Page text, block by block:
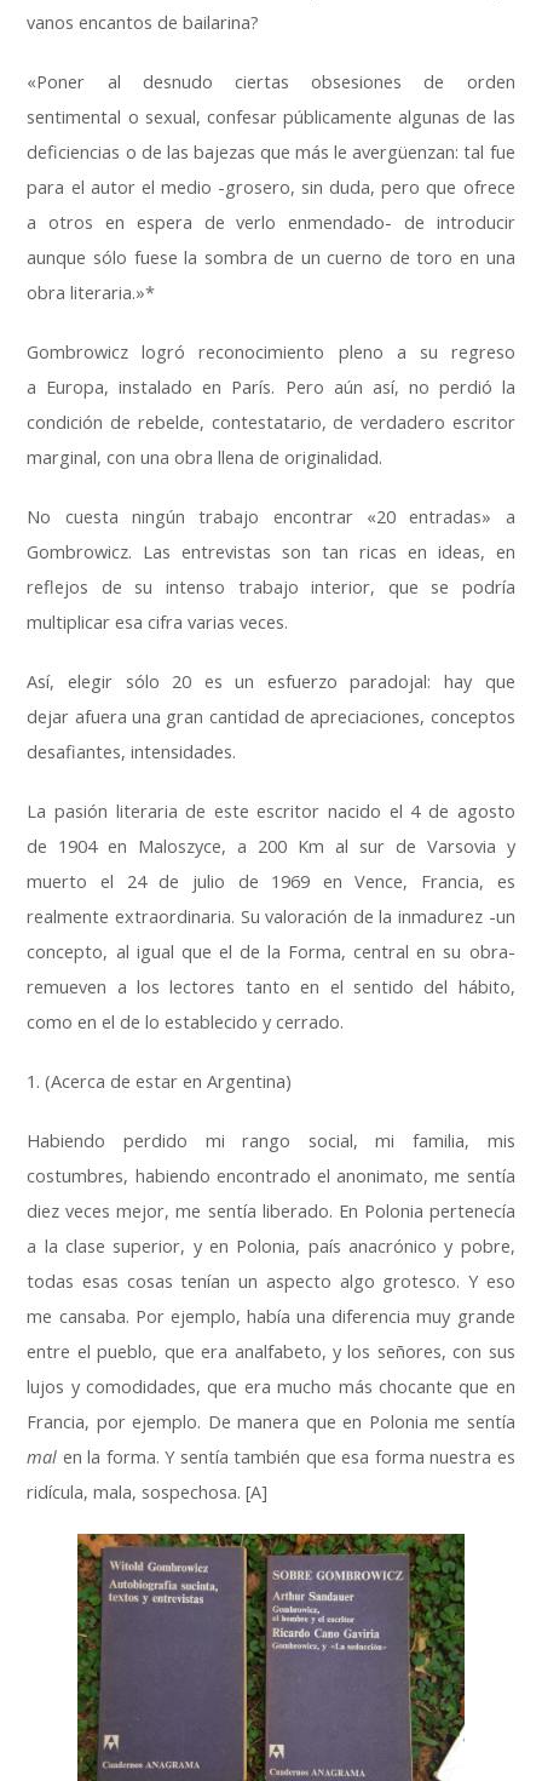
vanos encantos de bailarina?
«Poner al desnudo ciertas obsesiones de orden
sentimental o sexual, confesar públicamente algunas de las
deficiencias o de las bajezas que más le avergüenzan: tal fue
para el autor el medio -grosero, sin duda, pero que ofrece
a otros en espera de verlo enmendado- de introducir
aunque sólo fuese la sombra de un cuerno de toro en una
obra literaria.»*
Gombrowicz logró reconocimiento pleno a su regreso
a Europa, instalado en París. Pero aún así, no perdió la
condición de rebelde, contestatario, de verdadero escritor
marginal, con una obra llena de originalidad.
No cuesta ningún trabajo encontrar «20 entradas» a
Gombrowicz. Las entrevistas son tan ricas en ideas, en
reflejos de su intenso trabajo interior, que se podría
multiplicar esa cifra varias veces.
Así, elegir sólo 20 es un esfuerzo paradojal: hay que
dejar afuera una gran cantidad de apreciaciones, conceptos
desafiantes, intensidades.
La pasión literaria de este escritor nacido el 4 de agosto
de 1904 en Maloszyce, a 200 Km al sur de Varsovia y
muerto el 24 de julio de 1969 en Vence, Francia, es
realmente extraordinaria. Su valoración de la inmadurez -un
concepto, al igual que el de la Forma, central en su obra-
remueven a los lectores tanto en el sentido del hábito,
como en el de lo establecido y cerrado.
1. (Acerca de estar en Argentina)
Habiendo perdido mi rango social, mi familia, mis
costumbres, habiendo encontrado el anonimato, me sentía
diez veces mejor, me sentía liberado. En Polonia pertenecía
a la clase superior, y en Polonia, país anacrónico y pobre,
todas esas cosas tenían un aspecto algo grotesco. Y eso
me cansaba. Por ejemplo, había una diferencia muy grande
entre el pueblo, que era analfabeto, y los señores, con sus
lujos y comodidades, que era mucho más chocante que en
Francia, por ejemplo. De manera que en Polonia me sentía
mal en la forma. Y sentía también que esa forma nuestra es
ridícula, mala, sospechosa. [A]